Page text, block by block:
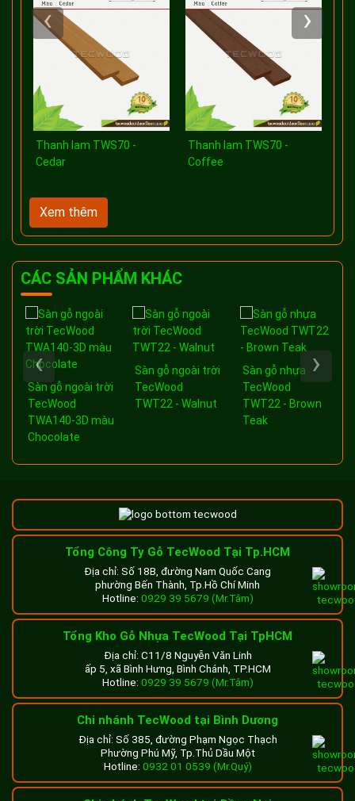
Thanh lam TWS70 -
Cedar
Thanh lam TWS70 -
Coffee
‹ ›
Xem thêm
CÁC SẢN PHẨM KHÁC
Sàn gỗ ngoài trời
TecWood
TWA140-3D màu
Chocolate
Sàn gỗ ngoài trời
TecWood
TWT22 - Walnut
Sàn gỗ nhựa
TecWood
TWT22 - Brown
Teak
‹ ›
Tổng Công Ty Gỗ TecWood Tại Tp.HCM
Địa chỉ: Số 18B, đường Nam Quốc Cang
phường Bến Thành, Tp.Hồ Chí Minh
Hotline: 0929 39 5679 (Mr.Tâm)
Tổng Kho Gỗ Nhựa TecWood Tại TpHCM
Địa chỉ: C11/8 Nguyễn Văn Linh
ấp 5, xã Bình Hưng, Bình Chánh, TP.HCM
Hotline: 0929 39 5679 (Mr.Tâm)
Chi nhánh TecWood tại Bình Dương
Địa chỉ: Số 385, đường Phạm Ngọc Thạch
Phường Phú Mỹ, Tp.Thủ Dầu Một
Hotline: 0932 01 0539 (Mr.Quý)